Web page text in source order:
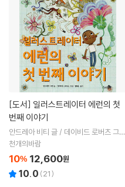
[도서]
번째 이야기
안드레아 비티 글 / 데이비드 로버츠 그림
/ 김혜진 역
천개의바람
10% 12,600원
10.0 (21)